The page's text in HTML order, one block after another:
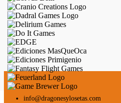
info@dragonesylosetas.com